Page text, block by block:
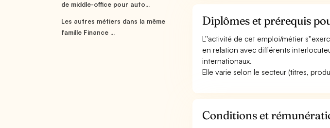
de middle-office pour auto...
Les autres métiers dans la même
famille Finance ...
Diplômes et prérequis
L''activité de cet emploi/métier
en relation avec différents
internationaux.
Elle varie selon le secteur (titres,
Conditions et